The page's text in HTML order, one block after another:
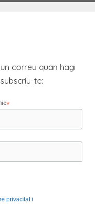
correu quan hagi
te:
*
privacitat i